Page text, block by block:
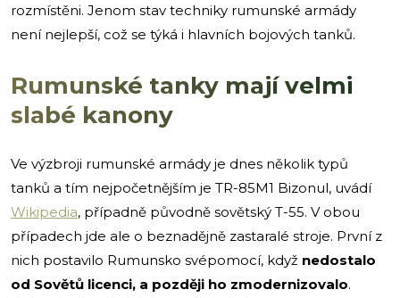
rozmístěni. Jenom stav techniky rumunské armády
není nejlepší, což se týká i hlavních bojových tanků.
Rumunské tanky mají velmi
slabé kanony
Ve výzbroji rumunské armády je dnes několik typů
tanků a tím nejpočetnějším je TR-85M1 Bizonul, uvádí
Wikipedia, případně původně sovětský T-55. V obou
případech jde ale o beznadějně zastaralé stroje. První z
nich postavilo Rumunsko svépomocí, když nedostalo
od Sovětů licenci, a později ho zmodernizovalo.